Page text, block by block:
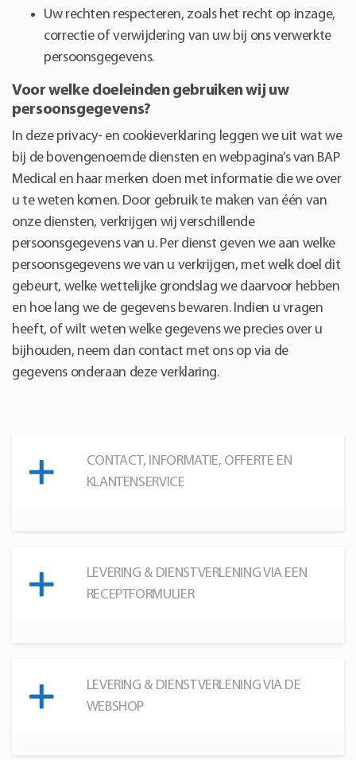
Uw rechten respecteren, zoals het recht op inzage,
correctie of verwijdering van uw bij ons verwerkte
persoonsgegevens.
Voor welke doeleinden gebruiken wij uw
persoonsgegevens?
In deze privacy- en cookieverklaring leggen we uit wat we
bij de bovengenoemde diensten en webpagina’s van BAP
Medical en haar merken doen met informatie die we over
u te weten komen. Door gebruik te maken van één van
onze diensten, verkrijgen wij verschillende
persoonsgegevens van u. Per dienst geven we aan welke
persoonsgegevens we van u verkrijgen, met welk doel dit
gebeurt, welke wettelijke grondslag we daarvoor hebben
en hoe lang we de gegevens bewaren. Indien u vragen
heeft, of wilt weten welke gegevens we precies over u
bijhouden, neem dan contact met ons op via de
gegevens onderaan deze verklaring.
CONTACT, INFORMATIE, OFFERTE EN
KLANTENSERVICE
LEVERING & DIENSTVERLENING VIA EEN
RECEPTFORMULIER
LEVERING & DIENSTVERLENING VIA DE
WEBSHOP